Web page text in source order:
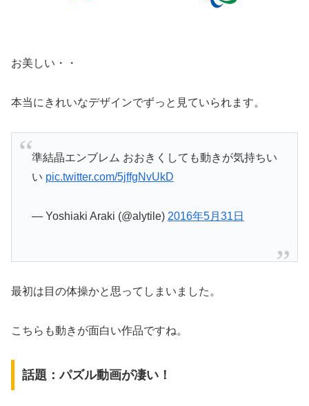
お美しい・・
本当にきれいなデザインでずっと見ていられます。
準結晶エンブレム おおきくしても動きが気持ちい
い pic.twitter.com/5jffgNvUkD
— Yoshiaki Araki (@alytile) 2016年5月31日
最初は目の体操かと思ってしまいました。
こちらも動きが面白い作品ですね。
話題：パズル動画が凄い！